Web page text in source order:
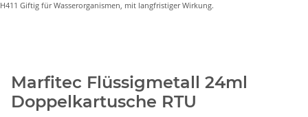
H411 Giftig für Wasserorganismen, mit langfristiger Wirkung.
Marfitec Flüssigmetall 24ml
Doppelkartusche RTU